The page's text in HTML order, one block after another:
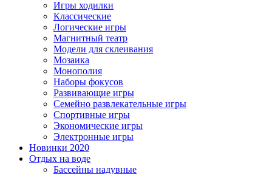
Игры ходилки
Классические
Логические игры
Магнитный театр
Модели для склеивания
Мозаика
Монополия
Наборы фокусов
Развивающие игры
Семейно развлекательные игры
Спортивные игры
Экономические игры
Электронные игры
Новинки 2020
Отдых на воде
Бассейны надувные